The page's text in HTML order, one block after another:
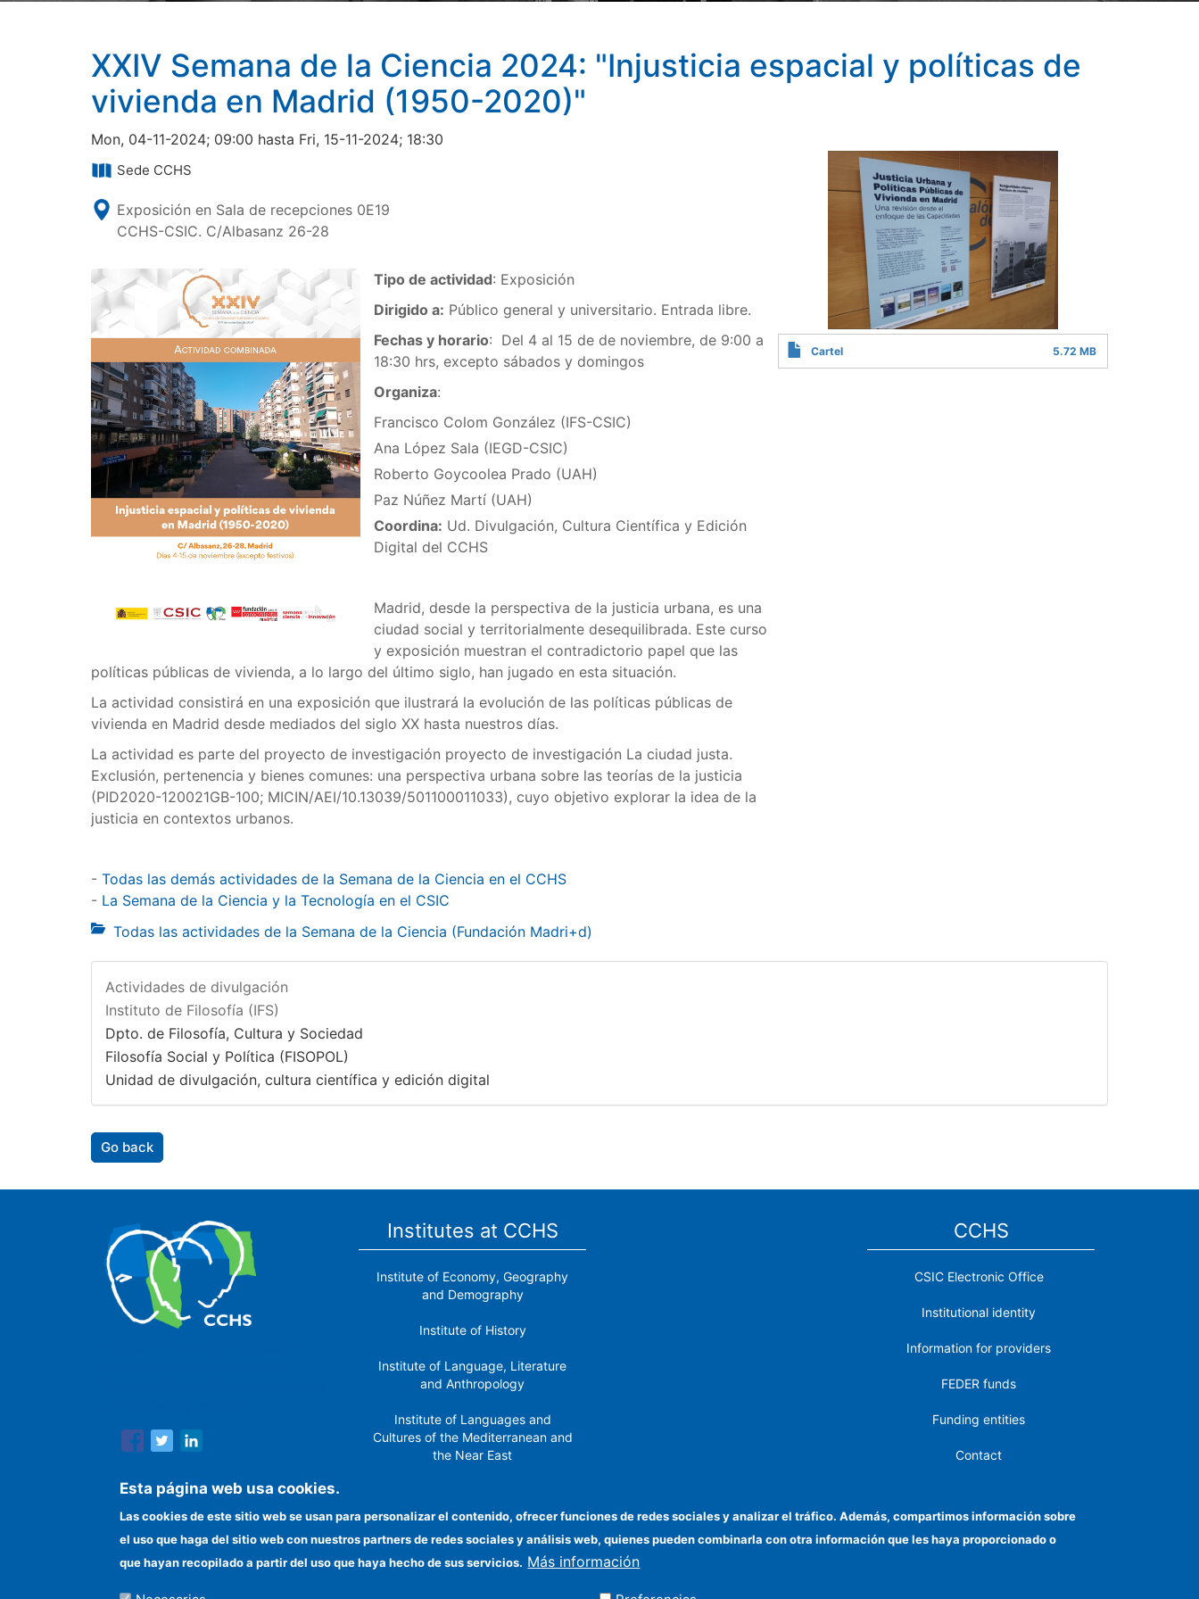
XXIV Semana de la Ciencia 2024: "Injusticia espacial y políticas de
vivienda en Madrid (1950-2020)"
Mon, 04-11-2024; 09:00 hasta Fri, 15-11-2024; 18:30
Sede CCHS
Exposición en Sala de recepciones 0E19
CCHS-CSIC. C/Albasanz 26-28
Tipo de actividad: Exposición
Dirigido a: Público general y universitario. Entrada libre.
Fechas y horario: Del 4 al 15 de de noviembre, de 9:00 a
18:30 hrs, excepto sábados y domingos
Organiza:
Francisco Colom González (IFS-CSIC)
Ana López Sala (IEGD-CSIC)
Roberto Goycoolea Prado (UAH)
Paz Núñez Martí (UAH)
Coordina: Ud. Divulgación, Cultura Científica y Edición
Digital del CCHS
Madrid, desde la perspectiva de la justicia urbana, es una
ciudad social y territorialmente desequilibrada. Este curso
y exposición muestran el contradictorio papel que las
políticas públicas de vivienda, a lo largo del último siglo, han jugado en esta situación.
La actividad consistirá en una exposición que ilustrará la evolución de las políticas públicas de
vivienda en Madrid desde mediados del siglo XX hasta nuestros días.
La actividad es parte del proyecto de investigación proyecto de investigación La ciudad justa.
Exclusión, pertenencia y bienes comunes: una perspectiva urbana sobre las teorías de la justicia
(PID2020-120021GB-100; MICIN/AEI/10.13039/501100011033), cuyo objetivo explorar la idea de la
justicia en contextos urbanos.
- Todas las demás actividades de la Semana de la Ciencia en el CCHS
- La Semana de la Ciencia y la Tecnología en el CSIC
Cartel 5.72 MB
Todas las actividades de la Semana de la Ciencia (Fundación Madri+d)
Actividades de divulgación
Instituto de Filosofía (IFS)
Dpto. de Filosofía, Cultura y Sociedad
Filosofía Social y Política (FISOPOL)
Unidad de divulgación, cultura científica y edición digital
Go back
Institutes at CCHS
Institute of Economy, Geography
and Demography
Institute of History
Institute of Language, Literature
and Anthropology
Institute of Languages ​​and
Cultures of the Mediterranean and
the Near East
Institute of Public Policies and
Goods
CCHS
CSIC Electronic Office
Institutional identity
Information for providers
FEDER funds
Funding entities
Contact
Esta página web usa cookies.
Las cookies de este sitio web se usan para personalizar el contenido, ofrecer funciones de redes sociales y analizar el tráfico. Además, compartimos información sobre
el uso que haga del sitio web con nuestros partners de redes sociales y análisis web, quienes pueden combinarla con otra información que les haya proporcionado o
que hayan recopilado a partir del uso que haya hecho de sus servicios. Más información